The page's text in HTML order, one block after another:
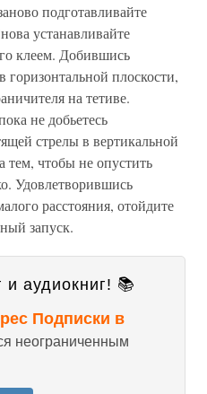
подготавливайте
устанавливайте
клеем. Добившись
горизонтальной плоскости,
на тетиве.
не добьетесь
стрелы в вертикальной
тем, чтобы не опустить
Удовлетворившись
расстояния, отойдите
запуск.
аудиокниг! 📚
Подписки в
неограниченным